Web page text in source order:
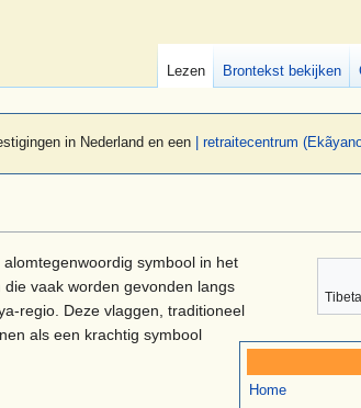
in Nederland en een | retraitecentrum
Home
symbool in het
die vaak worden gevonden langs
regio. Deze vlaggen, traditioneel
als een krachtig symbool
Lezen Brontekst bekijken